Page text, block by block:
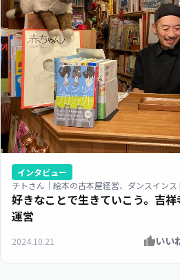
インタビュー
チトさん｜絵本の古本屋経営、ダンスインス
好きなことで生きていこう。吉
運営
2024.10.21 いい